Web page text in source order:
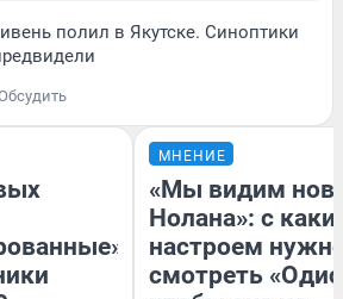
полил в Якутске. Синоптики
МНЕНИЕ
«Мы видим
Нолана»: с
настроем
смотреть